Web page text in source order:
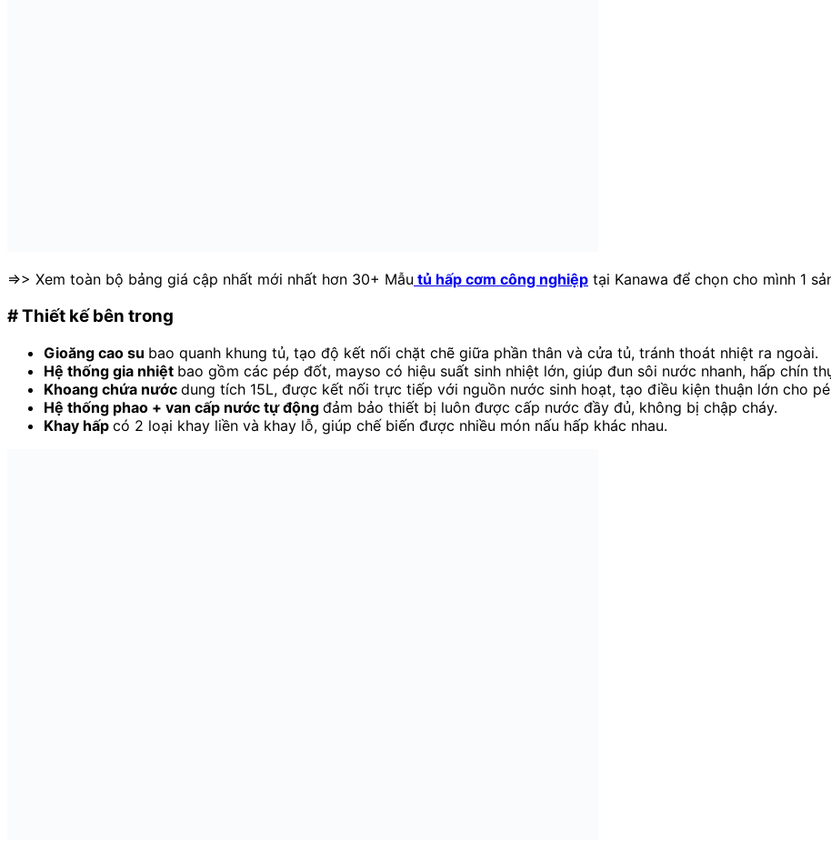
=>> Xem toàn bộ bảng giá cập nhất mới nhất hơn 30+ Mẫu tủ hấp cơm công nghiệp tại Kanawa để chọn cho mình 1
# Thiết kế bên trong
Gioăng cao su bao quanh khung tủ, tạo độ kết nối chặt chẽ giữa phần thân và cửa tủ, tránh thoát nhiệt ra ngoài.
Hệ thống gia nhiệt bao gồm các pép đốt, mayso có hiệu suất sinh nhiệt lớn, giúp đun sôi nước nhanh, hấp chín
Khoang chứa nước dung tích 15L, được kết nối trực tiếp với nguồn nước sinh hoạt, tạo điều kiện thuận lớn cho
Hệ thống phao + van cấp nước tự động đảm bảo thiết bị luôn được cấp nước đầy đủ, không bị chập cháy.
Khay hấp có 2 loại khay liền và khay lỗ, giúp chế biến được nhiều món nấu hấp khác nhau.